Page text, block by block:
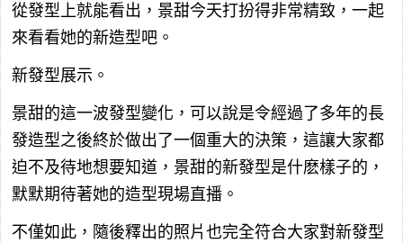
從發型上就能看出，景甜今天打扮得非常精致，一起
來看看她的新造型吧。
新發型展示。
景甜的這一波發型變化，可以說是令經過了多年的長
發造型之後終於做出了一個重大的決策，這讓大家都
迫不及待地想要知道，景甜的新發型是什麽樣子的，
默默期待著她的造型現場直播。
不僅如此，隨後釋出的照片也完全符合大家對新發型